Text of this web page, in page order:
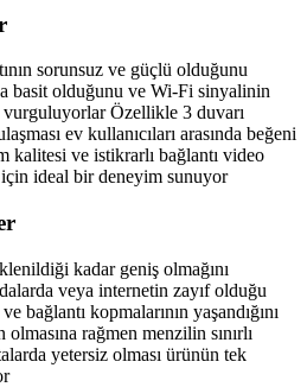
sorunsuz ve güçlü olduğunu
basit olduğunu ve Wi-Fi sinyalinin
Özellikle 3 duvarı
ev kullanıcıları arasında beğeni
kalitesi ve istikrarlı bağlantı video
ideal bir deneyim sunuyor
kadar geniş olmağını
veya internetin zayıf olduğu
bağlantı kopmalarının yaşandığını
rağmen menzilin sınırlı
yetersiz olması ürünün tek